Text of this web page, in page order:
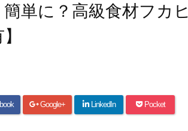
単に？高級食材フカ
Google+ LinkedIn Pocket